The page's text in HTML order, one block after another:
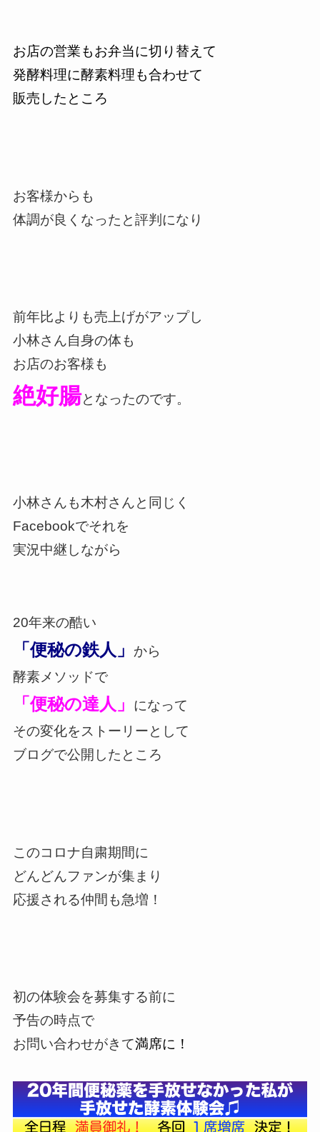
お店の営業もお弁当に切り替えて
発酵料理に酵素料理も合わせて
販売したところ
お客様からも
体調が良くなったと評判になり
前年比よりも売上げがアップし
小林さん自身の体も
お店のお客様も
絶好腸となったのです。
小林さんも木村さんと同じく
Facebookでそれを
実況中継しながら
20年来の酷い
「便秘の鉄人」
から
酵素メソッドで
「便秘の達人」
になって
その変化をストーリーとして
ブログで公開したところ
このコロナ自粛期間に
どんどんファンが集まり
応援される仲間も急増！
初の体験会を募集する前に
予告の時点で
お問い合わせがきて満席に！